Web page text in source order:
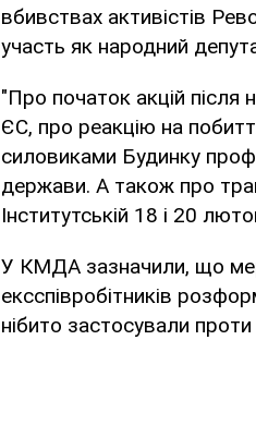
вбивствах активістів
участь як народний
"Про початок акцій після
ЄС, про реакцію на
силовиками Будинку
держави. А також про
Інститутській 18 і 20
У КМДА зазначили, що
ексспівробітників
нібито застосували